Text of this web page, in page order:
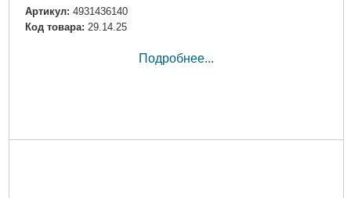
Артикул: 4931436140
Код товара: 29.14.25
Подробнее...